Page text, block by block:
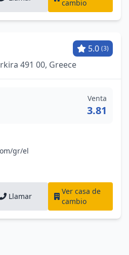
cambio
5.0 (3)
491 00, Greece
Venta
3.81
gr/el
Llamar
Ver casa de
cambio